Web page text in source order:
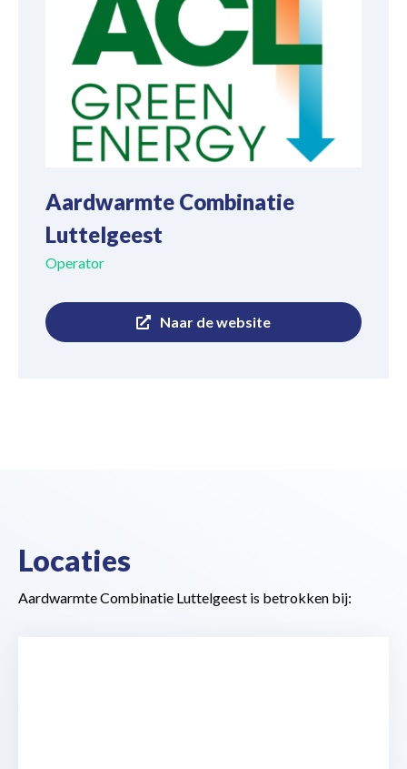
Aardwarmte Combinatie
Luttelgeest
Operator
Naar de website
Locaties
Aardwarmte Combinatie Luttelgeest is betrokken bij: